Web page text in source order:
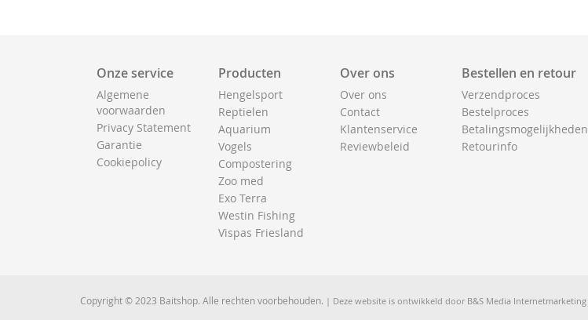
Onze service
Algemene
voorwaarden
Privacy Statement
Garantie
Cookiepolicy
Producten
Hengelsport
Reptielen
Aquarium
Vogels
Compostering
Zoo med
Exo Terra
Westin Fishing
Vispas Friesland
Over ons
Over ons
Contact
Klantenservice
Reviewbeleid
Bestellen en retour
Verzendproces
Bestelproces
Betalingsmogelijkheden
Retourinfo
Copyright © 2023 Baitshop. Alle rechten voorbehouden. | Deze website is ontwikkeld door B&S Media Internetmarketing